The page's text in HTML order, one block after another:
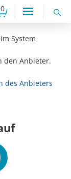
0
System
den Anbieter.
des Anbieters